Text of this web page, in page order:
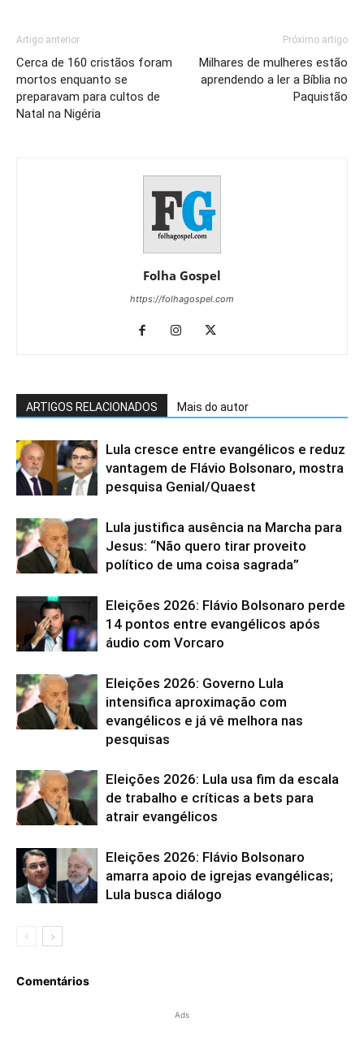
Artigo anterior
Cerca de 160 cristãos foram
mortos enquanto se
preparavam para cultos de
Natal na Nigéria
Próximo artigo
Milhares de mulheres estão
aprendendo a ler a Bíblia no
Paquistão
Folha Gospel
https://folhagospel.com
ARTIGOS RELACIONADOS Mais do autor
Lula cresce entre evangélicos e reduz
vantagem de Flávio Bolsonaro, mostra
pesquisa Genial/Quaest
Lula justifica ausência na Marcha para
Jesus: “Não quero tirar proveito
político de uma coisa sagrada”
Eleições 2026: Flávio Bolsonaro perde
14 pontos entre evangélicos após
áudio com Vorcaro
Eleições 2026: Governo Lula
intensifica aproximação com
evangélicos e já vê melhora nas
pesquisas
Eleições 2026: Lula usa fim da escala
de trabalho e críticas a bets para
atrair evangélicos
Eleições 2026: Flávio Bolsonaro
amarra apoio de igrejas evangélicas;
Lula busca diálogo
Comentários
Ads